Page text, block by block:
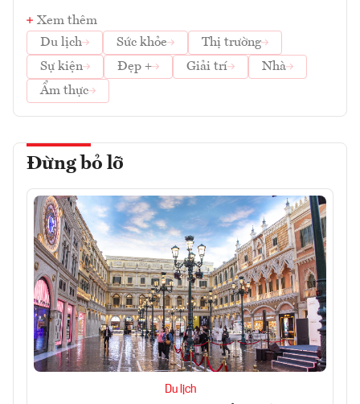
Xem thêm
Du lịch
Sức khỏe
Thị trường
Sự kiện
Đẹp + Giải trí
Nhà
Ẩm thực
Đừng bỏ lỡ
Du lịch